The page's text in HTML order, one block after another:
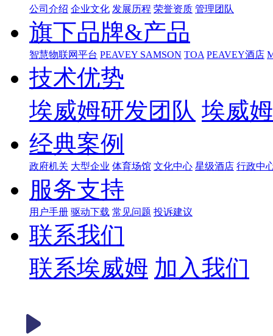
公司介绍 企业文化 发展历程 荣誉资质 管理团队
旗下品牌&产品
智慧物联网平台 PEAVEY SAMSON TOA PEAVEY酒店
技术优势
埃威姆研发团队 埃威
经典案例
政府机关 大型企业 体育场馆 文化中心 星级酒店 行政中
服务支持
用户手册 驱动下载 常见问题 投诉建议
联系我们
联系埃威姆 加入我们